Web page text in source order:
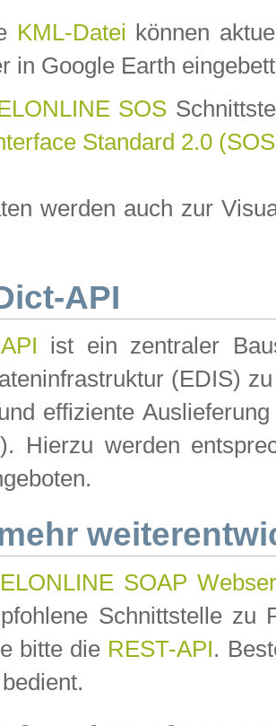
KML-Datei können
in Google Earth
SOS
Standard 2.0
werden auch zur
API
ist ein zentraler
(EDIS)
effiziente
). Hierzu werden
SOAP
Schnittstelle zu
bitte die REST-API.